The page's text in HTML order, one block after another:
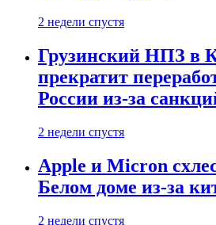
2 недели спустя
Грузинский НПЗ в
прекратит
России из-за
2 недели спустя
Apple и Micron
Белом доме из-за
2 недели спустя